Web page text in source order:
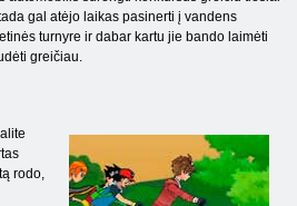
gal atėjo laikas pasinerti į vandens
turnyre ir dabar kartu jie bando laimėti
greičiau.
rodo,